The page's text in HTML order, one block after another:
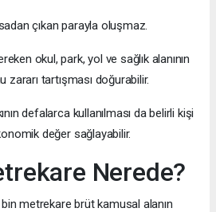
çıkan parayla oluşmaz.
okul, park, yol ve sağlık alanının
zararı tartışması doğurabilir.
defalarca kullanılması da belirli kişi
değer sağlayabilir.
Nerede?
bin metrekare brüt kamusal alanın